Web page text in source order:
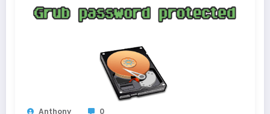
Anthony 0